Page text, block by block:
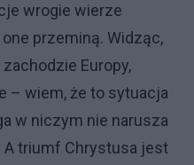
wrogie wierze
przeminą. Widząc,
Europy,
– wiem, że to sytuacja
w niczym nie narusza
A triumf Chrystusa jest